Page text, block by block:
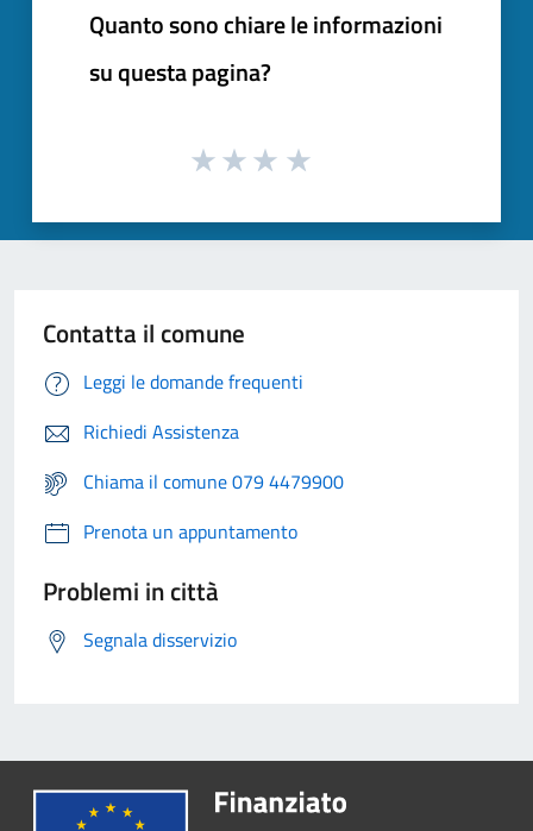
Quanto sono chiare le informazioni
su questa pagina?
Contatta il comune
Leggi le domande frequenti
Richiedi Assistenza
Chiama il comune 079 4479900
Prenota un appuntamento
Problemi in città
Segnala disservizio